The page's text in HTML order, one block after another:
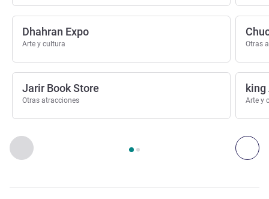
Anterior - Arte, cultura y entretenimiento
Página , Arte, cultura y entretenimiento 1 :, Arte,
Dhahran Expo
Arte y cultura
Jarir Book Store
Otras atracciones
Otras
Arte y